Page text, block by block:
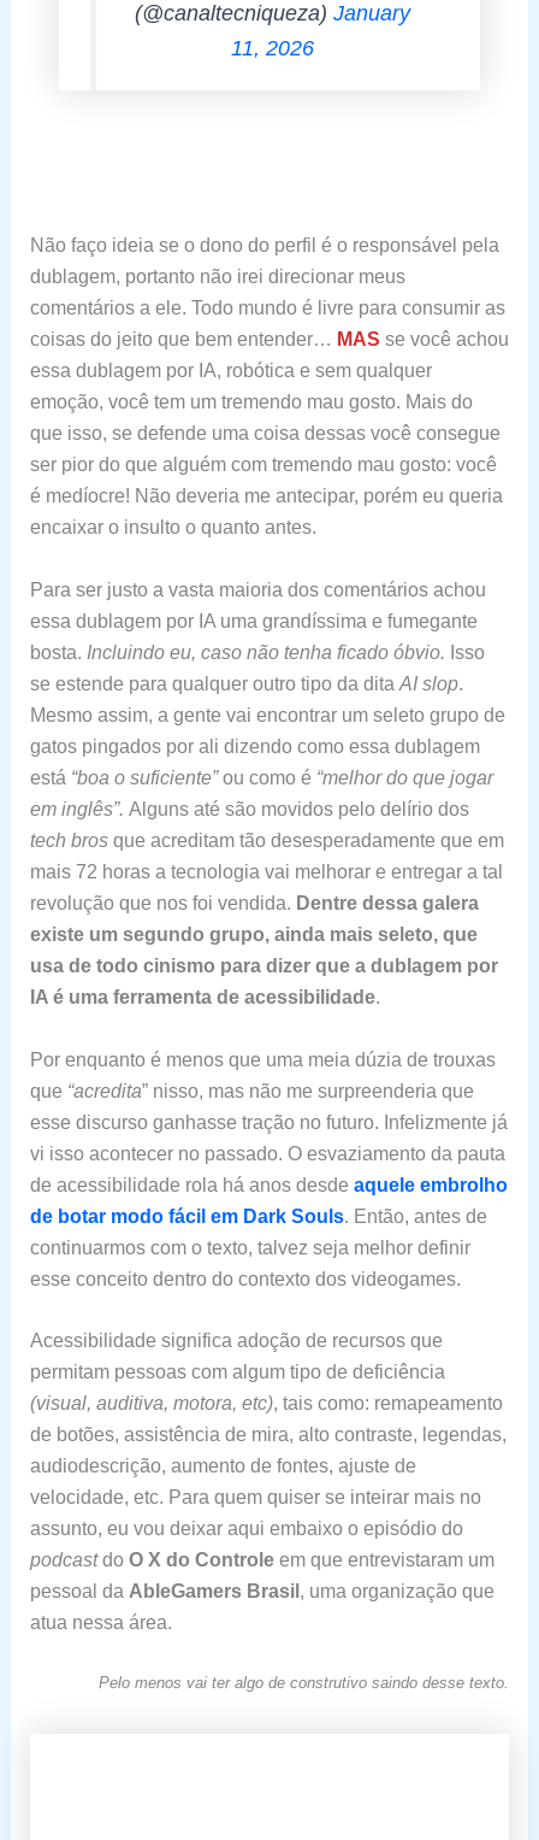
(@canaltecniqueza) January
11, 2026
Não faço ideia se o dono do perfil é o responsável pela
dublagem, portanto não irei direcionar meus
comentários a ele. Todo mundo é livre para consumir as
coisas do jeito que bem entender… MAS se você achou
essa dublagem por IA, robótica e sem qualquer
emoção, você tem um tremendo mau gosto. Mais do
que isso, se defende uma coisa dessas você consegue
ser pior do que alguém com tremendo mau gosto: você
é medíocre! Não deveria me antecipar, porém eu queria
encaixar o insulto o quanto antes.
Para ser justo a vasta maioria dos comentários achou
essa dublagem por IA uma grandíssima e fumegante
bosta. Incluindo eu, caso não tenha ficado óbvio. Isso
se estende para qualquer outro tipo da dita AI slop.
Mesmo assim, a gente vai encontrar um seleto grupo de
gatos pingados por ali dizendo como essa dublagem
está “boa o suficiente”ou como é “melhor do que jogar
em inglês”. Alguns até são movidos pelo delírio dos
tech brosque acreditam tão desesperadamente que em
mais 72 horas a tecnologia vai melhorar e entregar a tal
revolução que nos foi vendida. Dentre dessa galera
existe um segundo grupo, ainda mais seleto, que
usa de todo cinismo para dizer que a dublagem por
IA é uma ferramenta de acessibilidade.
Por enquanto é menos que uma meia dúzia de trouxas
que “acredita” nisso, mas não me surpreenderia que
esse discurso ganhasse tração no futuro. Infelizmente já
vi isso acontecer no passado. O esvaziamento da pauta
de acessibilidade rola há anos desde aquele embrolho
de botar modo fácil em Dark Souls. Então, antes de
continuarmos com o texto, talvez seja melhor definir
esse conceito dentro do contexto dos videogames.
Acessibilidade significa adoção de recursos que
permitam pessoas com algum tipo de deficiência
(visual, auditiva, motora, etc), tais como: remapeamento
de botões, assistência de mira, alto contraste, legendas,
audiodescrição, aumento de fontes, ajuste de
velocidade, etc. Para quem quiser se inteirar mais no
assunto, eu vou deixar aqui embaixo o episódio do
podcastdo O X do Controleem que entrevistaram um
pessoal da AbleGamers Brasil , uma organização que
atua nessa área.
Pelo menos vai ter algo de construtivo saindo desse texto.